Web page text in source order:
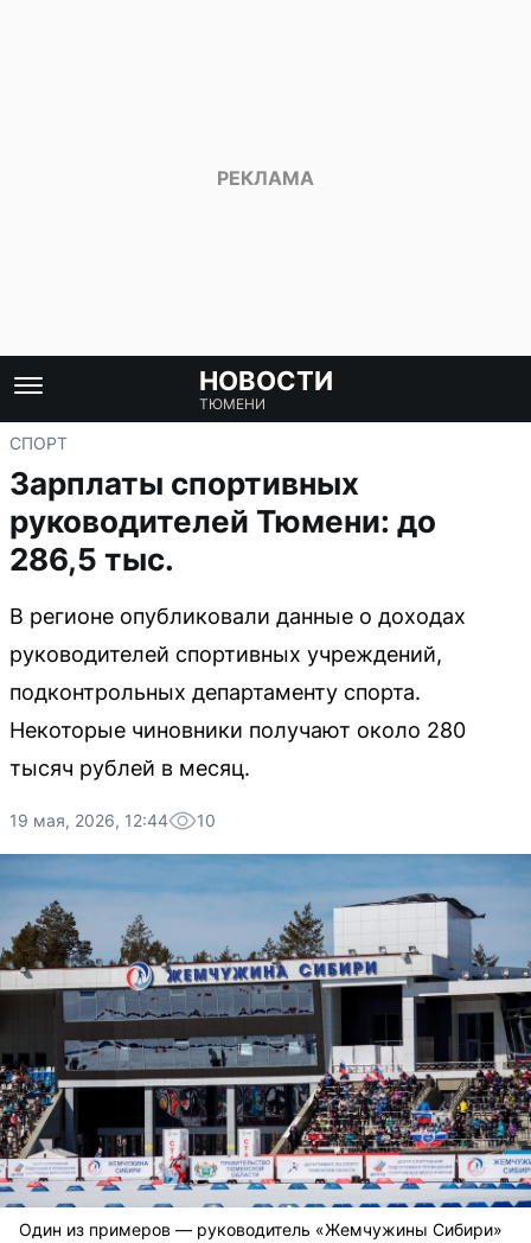
НОВОСТИ
ТЮМЕНИ
СПОРТ
Зарплаты спортивных
руководителей Тюмени: до
286,5 тыс.
В регионе опубликовали данные о доходах
руководителей спортивных учреждений,
подконтрольных департаменту спорта.
Некоторые чиновники получают около 280
тысяч рублей в месяц.
19 мая, 2026, 12:44 10
Один из примеров — руководитель «Жемчужины Сибири»